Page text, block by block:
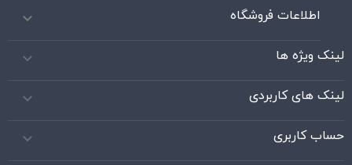
اطلاعات فروشگاه 
لینک ویژه ها 
لینک های کاربردی 
حساب کاربری 